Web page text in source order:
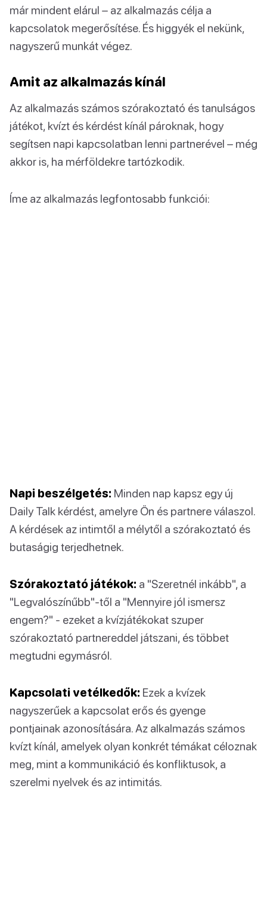
már mindent elárul – az alkalmazás célja a
kapcsolatok megerősítése. És higgyék el nekünk,
nagyszerű munkát végez.
Amit az alkalmazás kínál
Az alkalmazás számos szórakoztató és tanulságos
játékot, kvízt és kérdést kínál pároknak, hogy
segítsen napi kapcsolatban lenni partnerével – még
akkor is, ha mérföldekre tartózkodik.
Íme az alkalmazás legfontosabb funkciói:
Napi beszélgetés: Minden nap kapsz egy új
Daily Talk kérdést, amelyre Ön és partnere válaszol.
A kérdések az intimtől a mélytől a szórakoztató és
butaságig terjedhetnek.
Szórakoztató játékok: a "Szeretnél inkább", a
"Legvalószínűbb"-től a "Mennyire jól ismersz
engem?" - ezeket a kvízjátékokat szuper
szórakoztató partnereddel játszani, és többet
megtudni egymásról.
Kapcsolati vetélkedők: Ezek a kvízek
nagyszerűek a kapcsolat erős és gyenge
pontjainak azonosítására. Az alkalmazás számos
kvízt kínál, amelyek olyan konkrét témákat céloznak
meg, mint a kommunikáció és konfliktusok, a
szerelmi nyelvek és az intimitás.